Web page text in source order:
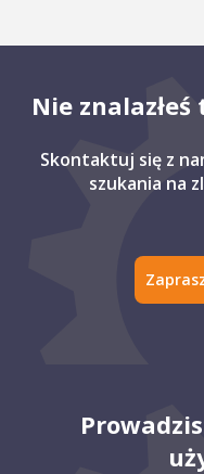
Nie znalazłeś
Skontaktuj się z
szukania na